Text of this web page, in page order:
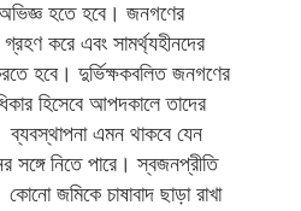
অভিজ্ঞ হতে হবে। জনগণের
গ্রহণ করে এবং সামর্থ্যহীনদের
হবে। দুর্ভিক্ষকবলিত জনগণের
হিসেবে আপদকালে তাদের
ব্যবস্থাপনা এমন থাকবে যেন
সঙ্গে নিতে পারে। স্বজনপ্রীতি
জমিকে চাষাবাদ ছাড়া রাখা